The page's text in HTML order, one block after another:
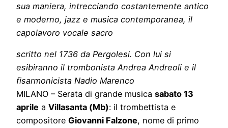
sua maniera, intrecciando costantemente antico
e moderno, jazz e musica contemporanea, il
capolavoro vocale sacro
scritto nel 1736 da Pergolesi. Con lui si
esibiranno il trombonista Andrea Andreoli e il
fisarmonicista Nadio Marenco
MILANO – Serata di grande musica sabato 13
aprile a Villasanta (Mb): il trombettista e
compositore Giovanni Falzone, nome di primo